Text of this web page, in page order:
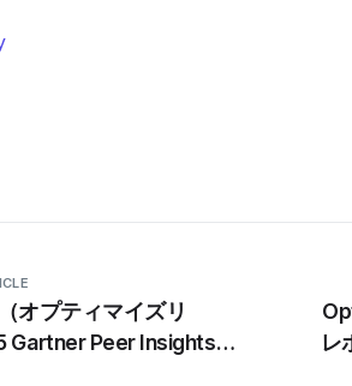
オプティマイズリ
Gartner Peer Insightsデ
レ